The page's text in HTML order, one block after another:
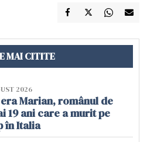
MAI CITITE
2026
Marian, românul de
19 ani care a murit pe
în Italia